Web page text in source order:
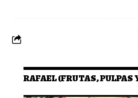
RAFAEL (FRUTAS, PULPAS